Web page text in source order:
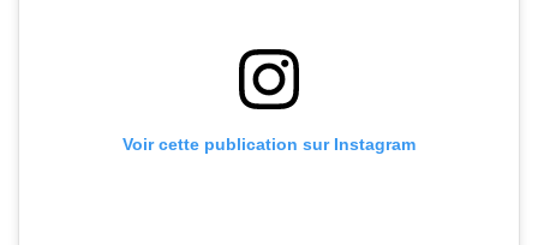
Voir cette publication sur Instagram